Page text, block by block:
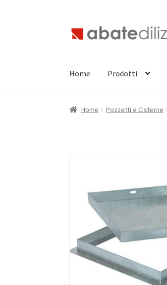
Vai
alla
Vai
al
Home Prodotti
Home Pozzetti e Cisterne